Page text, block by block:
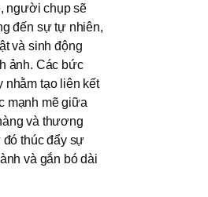
người chụp sẽ
đến sự tự nhiên,
và sinh động
ảnh. Các bức
nhằm tạo liên kết
mạnh mẽ giữa
và thương
đó thúc đẩy sự
và gắn bó dài